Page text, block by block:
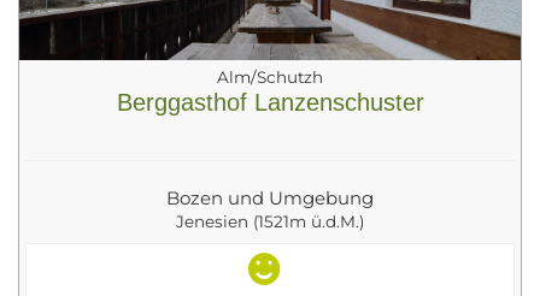
Alm/Schutzh
Berggasthof Lanzenschuster
Bozen und Umgebung
Jenesien (1521m ü.d.M.)